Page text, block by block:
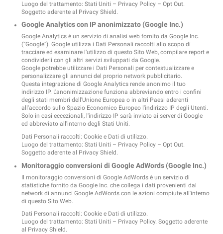
Luogo del trattamento: Stati Uniti – Privacy Policy – Opt Out
Soggetto aderente al Privacy Shield.
Google Analytics con IP anonimizzato (Google Inc.)
Google Analytics è un servizio di analisi web fornito da Google Inc.
(“Google”). Google utilizza i Dati Personali raccolti allo scopo di
tracciare ed esaminare l’utilizzo di questo Sito Web, compilare report e
condividerli con gli altri servizi sviluppati da Google.
Google potrebbe utilizzare i Dati Personali per contestualizzare e
personalizzare gli annunci del proprio network pubblicitario.
Questa integrazione di Google Analytics rende anonimo il tuo
indirizzo IP. L'anonimizzazione funziona abbreviando entro i confini
degli stati membri dell'Unione Europea o in altri Paesi aderenti
all'accordo sullo Spazio Economico Europeo l'indirizzo IP degli Utenti.
Solo in casi eccezionali, l'indirizzo IP sarà inviato ai server di Google
ed abbreviato all'interno degli Stati Uniti.
Dati Personali raccolti: Cookie e Dati di utilizzo.
Luogo del trattamento: Stati Uniti – Privacy Policy – Opt Out.
Soggetto aderente al Privacy Shield.
Monitoraggio conversioni di Google AdWords (Google Inc.)
Il monitoraggio conversioni di Google AdWords è un servizio di
statistiche fornito da Google Inc. che collega i dati provenienti dal
network di annunci Google AdWords con le azioni compiute all'interno
di questo Sito Web.
Dati Personali raccolti: Cookie e Dati di utilizzo.
Luogo del trattamento: Stati Uniti – Privacy Policy. Soggetto aderente
al Privacy Shield.